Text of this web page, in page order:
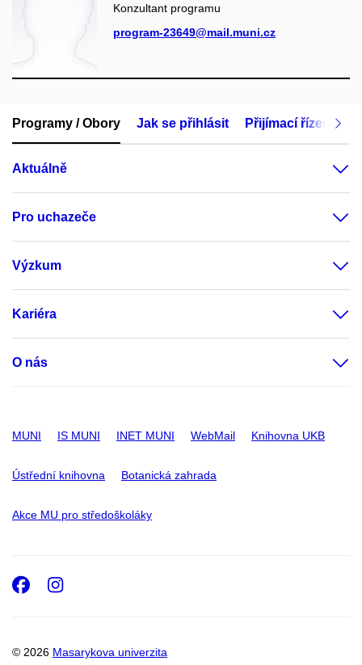
Konzultant programu
program-23649@mail.muni.cz
Programy / Obory Jak se přihlásit Přijímací řízení
Aktuálně
Pro uchazeče
Výzkum
Kariéra
O nás
MUNI IS MUNI INET MUNI WebMail Knihovna UKB
Ústřední knihovna Botanická zahrada
Akce MU pro středoškoláky
© 2026 Masarykova univerzita
Facebook
Instagram